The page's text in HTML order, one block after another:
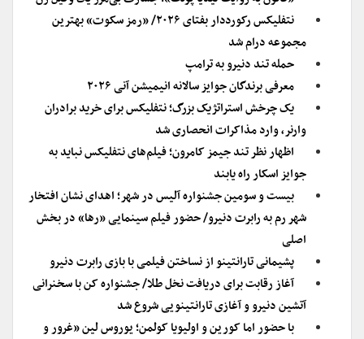
نتفلیکس رکورددار بفتای ۲۰۲۶/ «رمز سکوت» بهترین
مجموعه درام شد
حمله تند دنیرو به ترامپ
معرفی برندگان جوایز سالانه انیمیشن آنی ۲۰۲۶
یک چرخش استراتژیک بزرگ؛ نتفلیکس برای خرید برادران
وارنر، وارد مذاکرات انحصاری شد
اظهار نظر تند جیمز کامرون؛ فیلم‌های نتفلیکس نباید به
جوایز اسکار راه یابند
بیست‌ و سومین جشنواره آلیس در شهر؛ اهدای نشان افتخار
شهر رم به رابرت دنیرو/ حضور فیلم سینمایی «رها» در بخش
اصلی
پشیمانی تارانتینو از نساختن فیلمی با بازی رابرت دنیرو
آغاز رقابت برای دریافت نخل طلا/ جشنواره کن با سخنرانی
آتشین دنیرو و آغازی تارانتینویی شروع شد
با حضور اما کورین و اولیویا کولمن؛ یوروس لین «غرور و